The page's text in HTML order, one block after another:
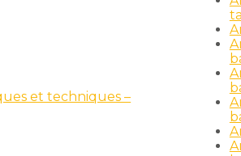
et techniques –